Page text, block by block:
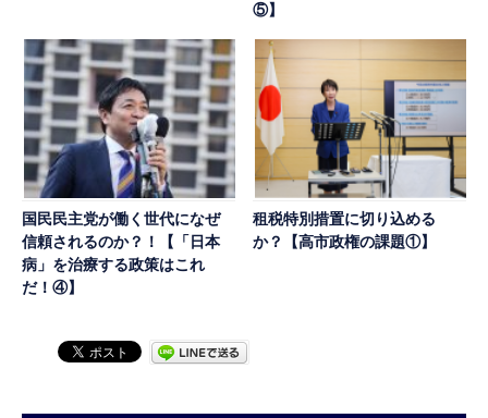
⑤】
国民民主党が働く世代になぜ
信頼されるのか？！【「日本
病」を治療する政策はこれ
だ！④】
租税特別措置に切り込める
か？【高市政権の課題①】